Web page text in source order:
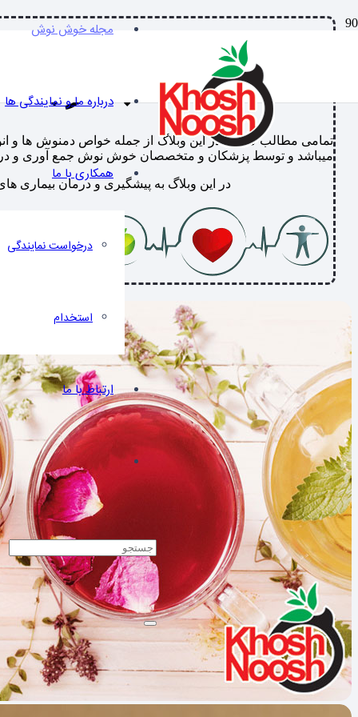
مجله خوش نوش
درباره ما و نمایندگی ها
همکاری با ما
درخواست نمایندگی
استخدام
ارتباط با ما
به
تمامی مطالب مندرج در این وبلاگ از جمله خواص دمنوش ها
میباشد و توسط پزشکان و متخصصان خوش نوش جمع آوری و در
در این وبلاگ به پیشگیری و درمان بیماری